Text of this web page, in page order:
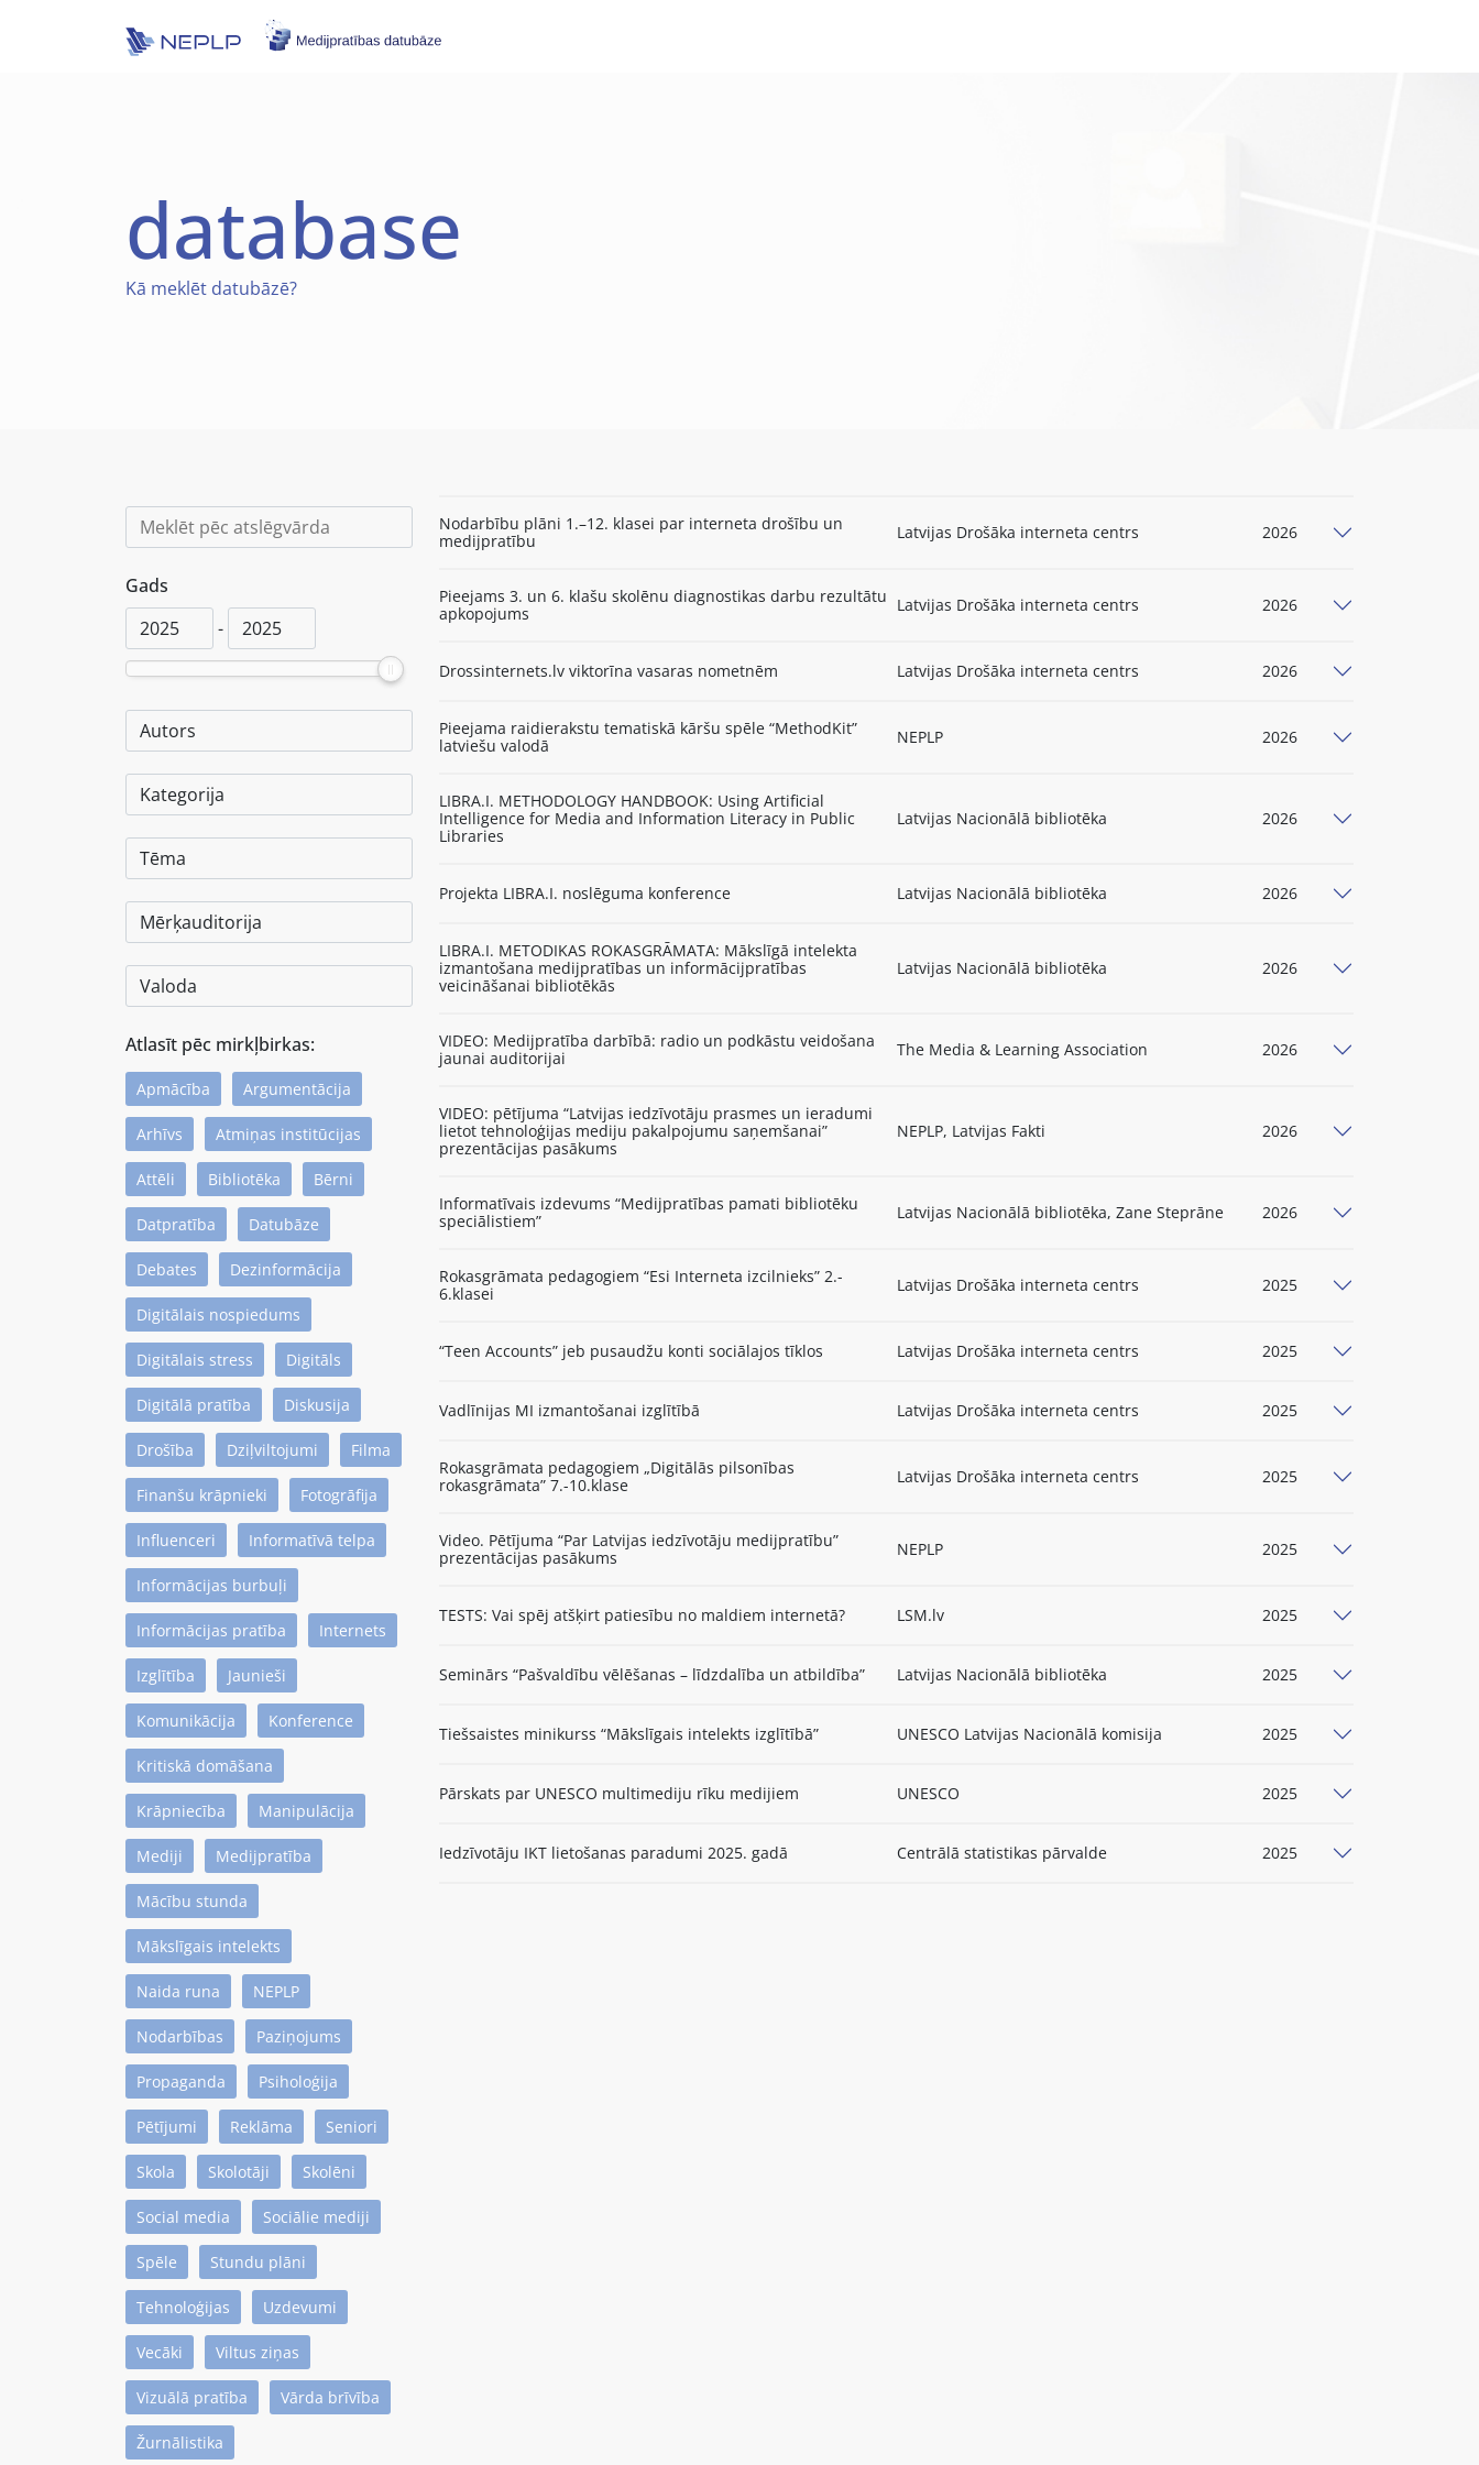
database
Kā meklēt datubāzē?
Gads
-
Atlasīt pēc mirkļbirkas:
Apmācība Argumentācija
Arhīvs Atmiņas institūcijas
Attēli Bibliotēka Bērni
Datpratība Datubāze
Debates Dezinformācija
Digitālais nospiedums
Digitālais stress Digitāls
Digitālā pratība Diskusija
Drošība Dziļviltojumi Filma
Finanšu krāpnieki Fotogrāfija
Influenceri Informatīvā telpa
Informācijas burbuļi
Informācijas pratība Internets
Izglītība Jaunieši
Komunikācija Konference
Kritiskā domāšana
Krāpniecība Manipulācija
Mediji Medijpratība
Mācību stunda
Mākslīgais intelekts
Naida runa NEPLP
Nodarbības Paziņojums
Propaganda Psiholoģija
Pētījumi Reklāma Seniori
Skola Skolotāji Skolēni
Social media Sociālie mediji
Spēle Stundu plāni
Tehnoloģijas Uzdevumi
Vecāki Viltus ziņas
Vizuālā pratība Vārda brīvība
Žurnālistika
Nodarbību plāni 1.–12. klasei par interneta drošību un
medijpratību
Latvijas Drošāka interneta centrs 2026
Pieejams 3. un 6. klašu skolēnu diagnostikas darbu rezultātu
apkopojums
Latvijas Drošāka interneta centrs 2026
Drossinternets.lv viktorīna vasaras nometnēm Latvijas Drošāka interneta centrs 2026
Pieejama raidierakstu tematiskā kāršu spēle “MethodKit”
latviešu valodā
NEPLP 2026
LIBRA.I. METHODOLOGY HANDBOOK: Using Artificial
Intelligence for Media and Information Literacy in Public
Libraries
Latvijas Nacionālā bibliotēka 2026
Projekta LIBRA.I. noslēguma konference Latvijas Nacionālā bibliotēka 2026
LIBRA.I. METODIKAS ROKASGRĀMATA: Mākslīgā intelekta
izmantošana medijpratības un informācijpratības
veicināšanai bibliotēkās
Latvijas Nacionālā bibliotēka 2026
VIDEO: Medijpratība darbībā: radio un podkāstu veidošana
jaunai auditorijai
The Media & Learning Association 2026
VIDEO: pētījuma “Latvijas iedzīvotāju prasmes un ieradumi
lietot tehnoloģijas mediju pakalpojumu saņemšanai”
prezentācijas pasākums
NEPLP, Latvijas Fakti 2026
Informatīvais izdevums “Medijpratības pamati bibliotēku
speciālistiem”
Latvijas Nacionālā bibliotēka, Zane Steprāne 2026
Rokasgrāmata pedagogiem “Esi Interneta izcilnieks” 2.-
6.klasei
Latvijas Drošāka interneta centrs 2025
“Teen Accounts” jeb pusaudžu konti sociālajos tīklos Latvijas Drošāka interneta centrs 2025
Vadlīnijas MI izmantošanai izglītībā Latvijas Drošāka interneta centrs 2025
Rokasgrāmata pedagogiem „Digitālās pilsonības
rokasgrāmata” 7.-10.klase
Latvijas Drošāka interneta centrs 2025
Video. Pētījuma “Par Latvijas iedzīvotāju medijpratību”
prezentācijas pasākums
NEPLP 2025
TESTS: Vai spēj atšķirt patiesību no maldiem internetā? LSM.lv 2025
Seminārs “Pašvaldību vēlēšanas – līdzdalība un atbildība” Latvijas Nacionālā bibliotēka 2025
Tiešsaistes minikurss “Mākslīgais intelekts izglītībā” UNESCO Latvijas Nacionālā komisija 2025
Pārskats par UNESCO multimediju rīku medijiem UNESCO 2025
Iedzīvotāju IKT lietošanas paradumi 2025. gadā Centrālā statistikas pārvalde 2025